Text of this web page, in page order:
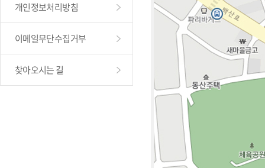
개인정보처리방침
이메일무단수집거부
찾아오시는 길